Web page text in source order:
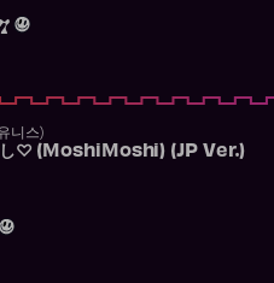
니스)
し♡ (MoshiMoshi) (JP Ver.)